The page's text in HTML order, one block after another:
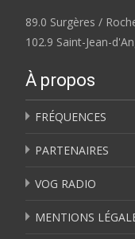
89.0 Surgères /
102.9 Saint-Jean-
À propos
FRÉQUENCES
PARTENAIRES
VOG RADIO
MENTIONS